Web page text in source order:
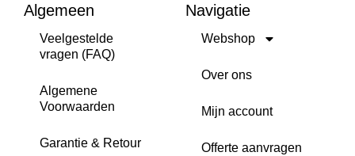
Algemeen
Veelgestelde
vragen (FAQ)
Algemene
Voorwaarden
Garantie & Retour
Navigatie
Webshop
Over ons
Mijn account
Offerte aanvragen